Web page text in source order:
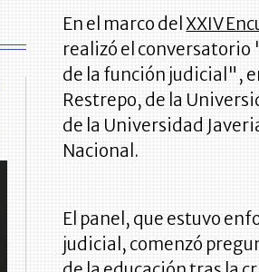
En el marco delXXIV
realizó el conversatorio
de la función judicial",
Restrepo, de la
de la Universidad
Nacional.
El panel, que estuvo
judicial, comenzó